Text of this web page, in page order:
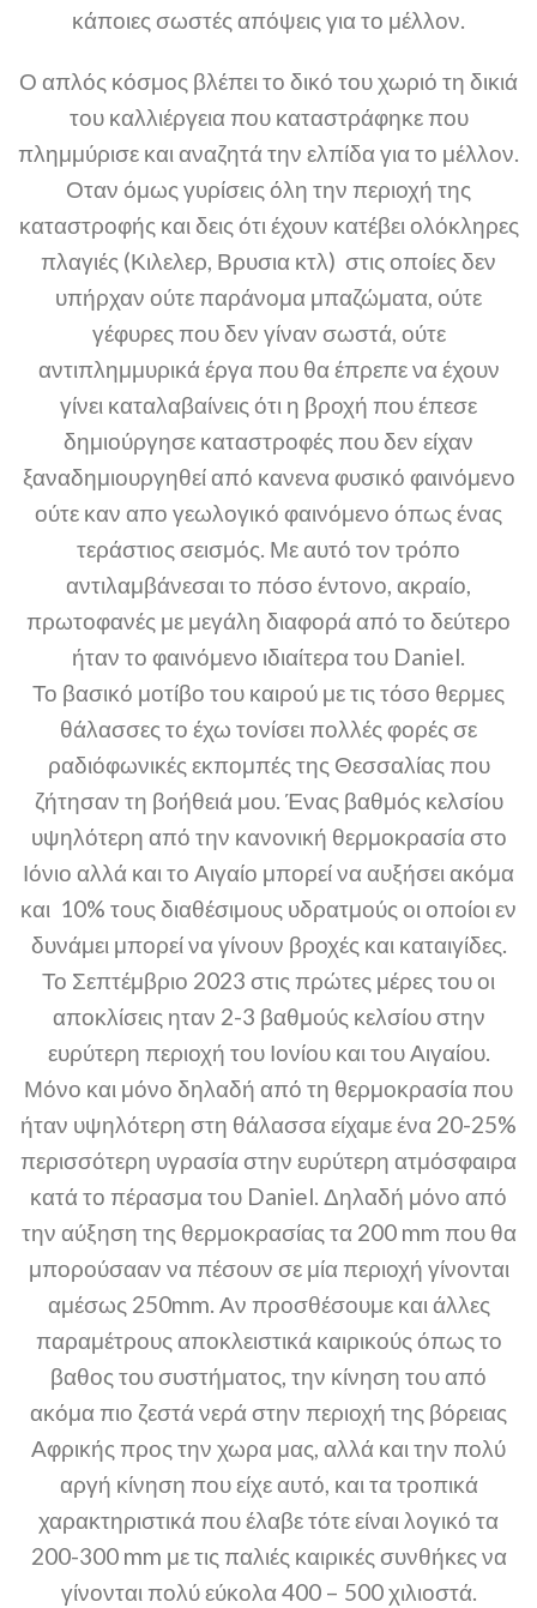
κάποιες σωστές απόψεις για το μέλλον.
Ο απλός κόσμος βλέπει το δικό του χωριό τη δικιά
του καλλιέργεια που καταστράφηκε που
πλημμύρισε και αναζητά την ελπίδα για το μέλλον.
Οταν όμως γυρίσεις όλη την περιοχή της
καταστροφής και δεις ότι έχουν κατέβει ολόκληρες
πλαγιές (Κιλελερ, Βρυσια κτλ) στις οποίες δεν
υπήρχαν ούτε παράνομα μπαζώματα, ούτε
γέφυρες που δεν γίναν σωστά, ούτε
αντιπλημμυρικά έργα που θα έπρεπε να έχουν
γίνει καταλαβαίνεις ότι η βροχή που έπεσε
δημιούργησε καταστροφές που δεν είχαν
ξαναδημιουργηθεί από κανενα φυσικό φαινόμενο
ούτε καν απο γεωλογικό φαινόμενο όπως ένας
τεράστιος σεισμός. Με αυτό τον τρόπο
αντιλαμβάνεσαι το πόσο έντονο, ακραίο,
πρωτοφανές με μεγάλη διαφορά από το δεύτερο
ήταν το φαινόμενο ιδιαίτερα του Daniel.
Το βασικό μοτίβο του καιρού με τις τόσο θερμες
θάλασσες το έχω τονίσει πολλές φορές σε
ραδιόφωνικές εκπομπές της Θεσσαλίας που
ζήτησαν τη βοήθειά μου. Ένας βαθμός κελσίου
υψηλότερη από την κανονική θερμοκρασία στο
Ιόνιο αλλά και το Αιγαίο μπορεί να αυξήσει ακόμα
και 10% τους διαθέσιμους υδρατμούς οι οποίοι εν
δυνάμει μπορεί να γίνουν βροχές και καταιγίδες.
Το Σεπτέμβριο 2023 στις πρώτες μέρες του οι
αποκλίσεις ηταν 2-3 βαθμούς κελσίου στην
ευρύτερη περιοχή του Ιονίου και του Αιγαίου.
Μόνο και μόνο δηλαδή από τη θερμοκρασία που
ήταν υψηλότερη στη θάλασσα είχαμε ένα 20-25%
περισσότερη υγρασία στην ευρύτερη ατμόσφαιρα
κατά το πέρασμα του Daniel. Δηλαδή μόνο από
την αύξηση της θερμοκρασίας τα 200 mm που θα
μπορούσααν να πέσουν σε μία περιοχή γίνονται
αμέσως 250mm. Αν προσθέσουμε και άλλες
παραμέτρους αποκλειστικά καιρικούς όπως το
βαθος του συστήματος, την κίνηση του από
ακόμα πιο ζεστά νερά στην περιοχή της βόρειας
Αφρικής προς την χωρα μας, αλλά και την πολύ
αργή κίνηση που είχε αυτό, και τα τροπικά
χαρακτηριστικά που έλαβε τότε είναι λογικό τα
200-300 mm με τις παλιές καιρικές συνθήκες να
γίνονται πολύ εύκολα 400 – 500 χιλιοστά.